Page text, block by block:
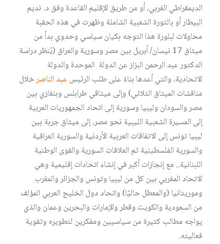
الديمقراطي الغربي، أو من طريق الإقليم القاعدة وفق د. نديم
البيطار أو بالثورة الشعبية الشاملة وظهرت في هذه الحقبة
محاولات لبلورة هذا التوجه بكيان سياسي وحدوي بدأ من
ميثاق 17 نيسان/ أبريل بين مصر وسورية والعراق (يُنظر ‏دراسة
الدكتور عبد الرحمن البزاز عن الدولة الموحدة والدولة
الاتحادية، والتي أعدها بناءً على طلب الرئيس عبد الناصرخلال
مناقشات الميثاق الثلاثي) وإلى ميثاقي طرابلس وبنغازي بين
مصر والسودان وليبيا وسورية إلى اتحاد الجمهوريات العربية
إلى المسيرة الشعبية الليبية نحو مصر، إلى ميثاق جربة بين
ليبيا تونس إلى الاتفاقات العربية الأردنية والسورية العراقية
والسورية الفلسطينية ثم العلاقات السورية والقوى الوطنية
اللبنانية.. ‏مع إنجازات أكبر في إنشاء اتحادات إقليمية وهي
الاتحاد المغربي بين كل من ليبيا وتونس والجزائر والمغرب
وموريتانيا (والمعطل حاليًا) واتحاد دول الخليج العربي المؤلف
من السعودية والكويت وقطر والإمارات والبحرين وعمان والذي
يواجه مطالب كثيرة من سياسيين ومفكرين لتطويره وتقوية
فعاليته.